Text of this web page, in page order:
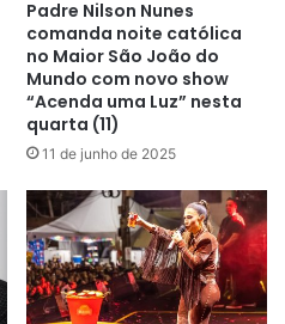
Padre Nilson Nunes
comanda noite católica
no Maior São João do
Mundo com novo show
“Acenda uma Luz” nesta
quarta (11)
11 de junho de 2025